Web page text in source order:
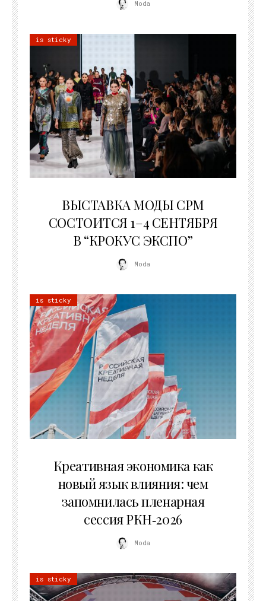
Moda
is sticky
ВЫСТАВКА МОДЫ CPM
СОСТОИТСЯ 1–4 СЕНТЯБРЯ
В “КРОКУС ЭКСПО”
Moda
is sticky
Креативная экономика как
новый язык влияния: чем
запомнилась пленарная
сессия РКН‑2026
Moda
is sticky